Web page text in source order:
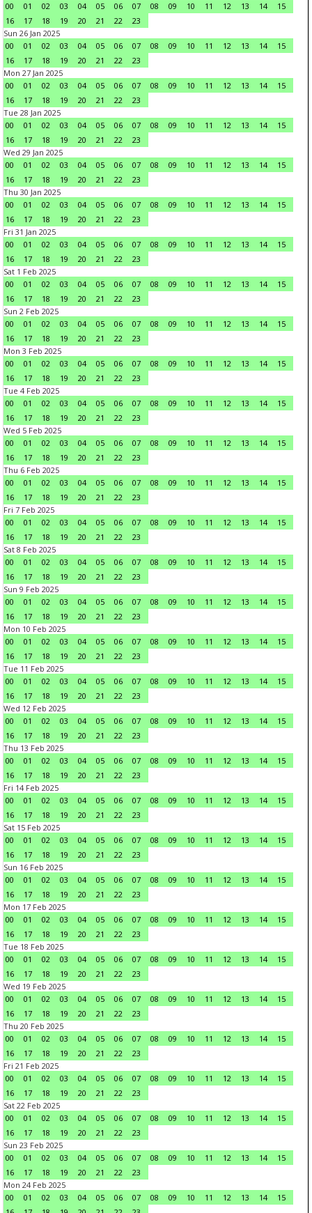
00
01 02 03 04 05 06 07 08 09 10 11 12 13 14
15
16
17 18 19 20 21 22
23
Sun 26 Jan 2025
00
01 02 03 04 05 06 07 08 09 10 11 12 13 14
15
16
17 18 19 20 21 22
23
Mon 27 Jan 2025
00
01 02 03 04 05 06 07 08 09 10 11 12 13 14
15
16
17 18 19 20 21 22
23
Tue 28 Jan 2025
00
01 02 03 04 05 06 07 08 09 10 11 12 13 14
15
16
17 18 19 20 21 22
23
Wed 29 Jan 2025
00
01 02 03 04 05 06 07 08 09 10 11 12 13 14
15
16
17 18 19 20 21 22
23
Thu 30 Jan 2025
00
01 02 03 04 05 06 07 08 09 10 11 12 13 14
15
16
17 18 19 20 21 22
23
Fri 31 Jan 2025
00
01 02 03 04 05 06 07 08 09 10 11 12 13 14
15
16
17 18 19 20 21 22
23
Sat 1 Feb 2025
00
01 02 03 04 05 06 07 08 09 10 11 12 13 14
15
16
17 18 19 20 21 22
23
Sun 2 Feb 2025
00
01 02 03 04 05 06 07 08 09 10 11 12 13 14
15
16
17 18 19 20 21 22
23
Mon 3 Feb 2025
00
01 02 03 04 05 06 07 08 09 10 11 12 13 14
15
16
17 18 19 20 21 22
23
Tue 4 Feb 2025
00
01 02 03 04 05 06 07 08 09 10 11 12 13 14
15
16
17 18 19 20 21 22
23
Wed 5 Feb 2025
00
01 02 03 04 05 06 07 08 09 10 11 12 13 14
15
16
17 18 19 20 21 22
23
Thu 6 Feb 2025
00
01 02 03 04 05 06 07 08 09 10 11 12 13 14
15
16
17 18 19 20 21 22
23
Fri 7 Feb 2025
00
01 02 03 04 05 06 07 08 09 10 11 12 13 14
15
16
17 18 19 20 21 22
23
Sat 8 Feb 2025
00
01 02 03 04 05 06 07 08 09 10 11 12 13 14
15
16
17 18 19 20 21 22
23
Sun 9 Feb 2025
00
01 02 03 04 05 06 07 08 09 10 11 12 13 14
15
16
17 18 19 20 21 22
23
Mon 10 Feb 2025
00
01 02 03 04 05 06 07 08 09 10 11 12 13 14
15
16
17 18 19 20 21 22
23
Tue 11 Feb 2025
00
01 02 03 04 05 06 07 08 09 10 11 12 13 14
15
16
17 18 19 20 21 22
23
Wed 12 Feb 2025
00
01 02 03 04 05 06 07 08 09 10 11 12 13 14
15
16
17 18 19 20 21 22
23
Thu 13 Feb 2025
00
01 02 03 04 05 06 07 08 09 10 11 12 13 14
15
16
17 18 19 20 21 22
23
Fri 14 Feb 2025
00
01 02 03 04 05 06 07 08 09 10 11 12 13 14
15
16
17 18 19 20 21 22
23
Sat 15 Feb 2025
00
01 02 03 04 05 06 07 08 09 10 11 12 13 14
15
16
17 18 19 20 21 22
23
Sun 16 Feb 2025
00
01 02 03 04 05 06 07 08 09 10 11 12 13 14
15
16
17 18 19 20 21 22
23
Mon 17 Feb 2025
00
01 02 03 04 05 06 07 08 09 10 11 12 13 14
15
16
17 18 19 20 21 22
23
Tue 18 Feb 2025
00
01 02 03 04 05 06 07 08 09 10 11 12 13 14
15
16
17 18 19 20 21 22
23
Wed 19 Feb 2025
00
01 02 03 04 05 06 07 08 09 10 11 12 13 14
15
16
17 18 19 20 21 22
23
Thu 20 Feb 2025
00
01 02 03 04 05 06 07 08 09 10 11 12 13 14
15
16
17 18 19 20 21 22
23
Fri 21 Feb 2025
00
01 02 03 04 05 06 07 08 09 10 11 12 13 14
15
16
17 18 19 20 21 22
23
Sat 22 Feb 2025
00
01 02 03 04 05 06 07 08 09 10 11 12 13 14
15
16
17 18 19 20 21 22
23
Sun 23 Feb 2025
00
01 02 03 04 05 06 07 08 09 10 11 12 13 14
15
16
17 18 19 20 21 22
23
Mon 24 Feb 2025
00
01 02 03 04 05 06 07 08 09 10 11 12 13 14
15